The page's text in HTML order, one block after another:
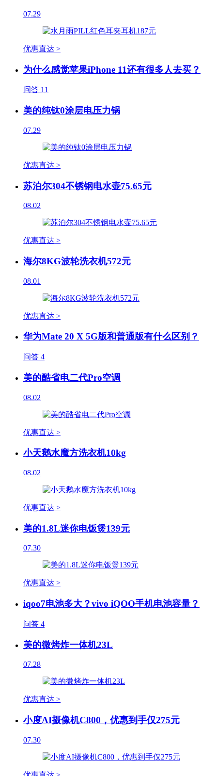
07.29
优惠直达 >
为什么感觉苹果iPhone 11还有很多人去买？
问答 11
美的纯钛0涂层电压力锅
07.29
优惠直达 >
苏泊尔304不锈钢电水壶75.65元
08.02
优惠直达 >
海尔8KG波轮洗衣机572元
08.01
优惠直达 >
华为Mate 20 X 5G版和普通版有什么区别？
问答 4
美的酷省电二代Pro空调
08.02
优惠直达 >
小天鹅水魔方洗衣机10kg
08.02
优惠直达 >
美的1.8L迷你电饭煲139元
07.30
优惠直达 >
iqoo7电池多大？vivo iQOO手机电池容量？
问答 4
美的微烤炸一体机23L
07.28
优惠直达 >
小度AI摄像机C800，优惠到手仅275元
07.30